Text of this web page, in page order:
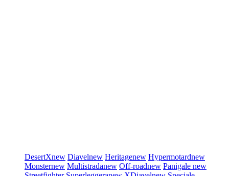
DesertXnew Diavelnew Heritagenew Hypermotardnew
Monsternew Multistradanew Off-roadnew Panigale new